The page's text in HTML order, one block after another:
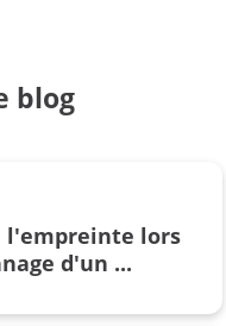
lors de
votre chef de
...
blog
l'empreinte lors
d'un ...